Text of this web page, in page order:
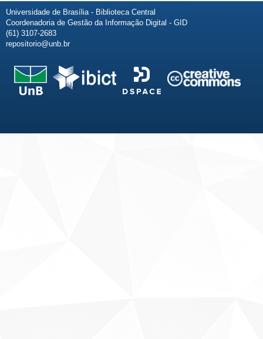
Universidade de Brasília - Biblioteca Central
Coordenadoria de Gestão da Informação Digital - GID
(61) 3107-2683
repositorio@unb.br